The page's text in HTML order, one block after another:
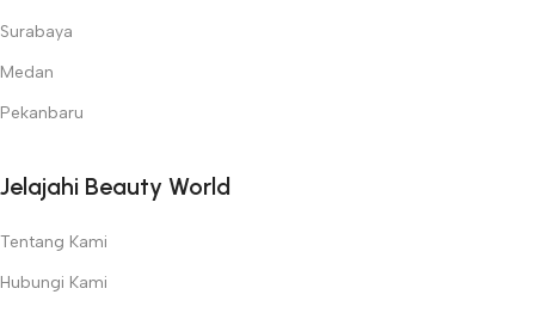
Surabaya
Medan
Pekanbaru
Jelajahi Beauty World
Tentang Kami
Hubungi Kami